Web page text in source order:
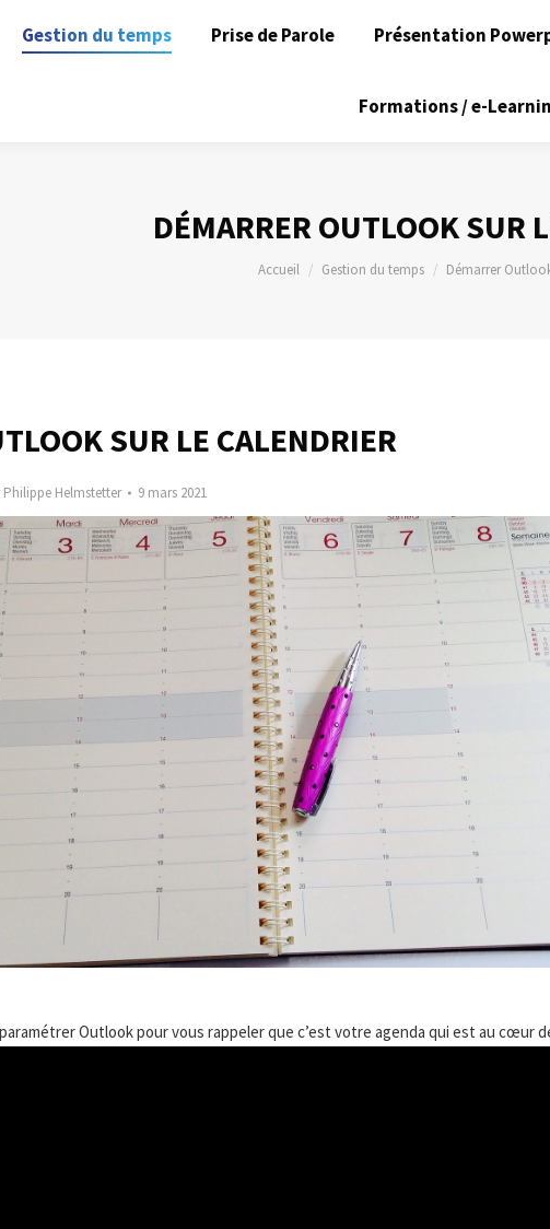
Gestion du temps Prise de Parole Présentation
Formations / e-
DÉMARRER OUTLOOK SUR
Vous êtes ici :
Accueil Gestion du temps Démarrer
SUR LE CALENDRIER
Philippe Helmstetter 9 mars 2021
Outlook pour vous rappeler que c’est votre agenda qui est au cœur